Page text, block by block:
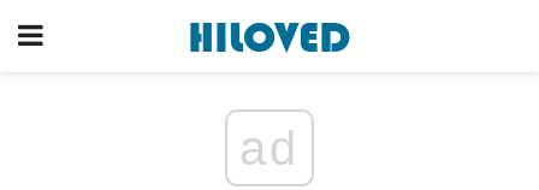
ad